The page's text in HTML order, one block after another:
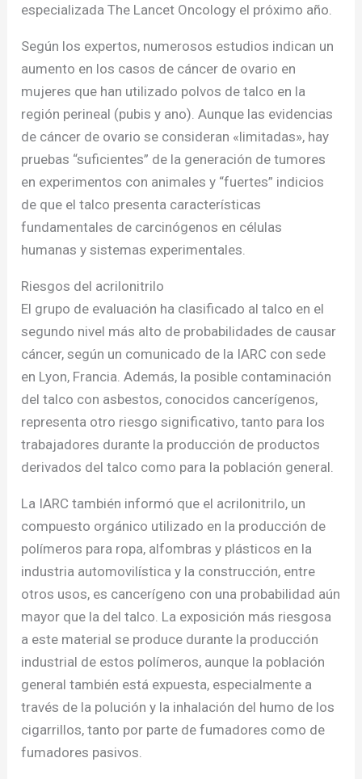
especializada The Lancet Oncology el próximo año.
Según los expertos, numerosos estudios indican un
aumento en los casos de cáncer de ovario en
mujeres que han utilizado polvos de talco en la
región perineal (pubis y ano). Aunque las evidencias
de cáncer de ovario se consideran «limitadas», hay
pruebas “suficientes” de la generación de tumores
en experimentos con animales y “fuertes” indicios
de que el talco presenta características
fundamentales de carcinógenos en células
humanas y sistemas experimentales.
Riesgos del acrilonitrilo
El grupo de evaluación ha clasificado al talco en el
segundo nivel más alto de probabilidades de causar
cáncer, según un comunicado de la IARC con sede
en Lyon, Francia. Además, la posible contaminación
del talco con asbestos, conocidos cancerígenos,
representa otro riesgo significativo, tanto para los
trabajadores durante la producción de productos
derivados del talco como para la población general.
La IARC también informó que el acrilonitrilo, un
compuesto orgánico utilizado en la producción de
polímeros para ropa, alfombras y plásticos en la
industria automovilística y la construcción, entre
otros usos, es cancerígeno con una probabilidad aún
mayor que la del talco. La exposición más riesgosa
a este material se produce durante la producción
industrial de estos polímeros, aunque la población
general también está expuesta, especialmente a
través de la polución y la inhalación del humo de los
cigarrillos, tanto por parte de fumadores como de
fumadores pasivos.